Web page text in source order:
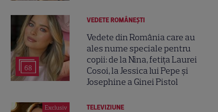
68
VEDETE ROMÂNEŞTI
Vedete din România care au
ales nume speciale pentru
copii: de la Nina, fetița Laurei
Cosoi, la Jessica lui Pepe și
Josephine a Ginei Pistol
Exclusiv TELEVIZIUNE